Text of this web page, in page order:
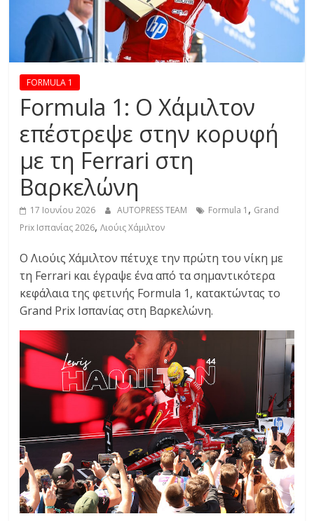
E
S
S
FORMULA 1
Formula 1: Ο Χάμιλτον
επέστρεψε στην κορυφή
με τη Ferrari στη
Βαρκελώνη
17 Ιουνίου 2026 AUTOPRESS TEAM Formula 1 , Grand
Prix Ισπανίας 2026,Λιούις Χάμιλτον
Ο Λιούις Χάμιλτον πέτυχε την πρώτη του νίκη με
τη Ferrari και έγραψε ένα από τα σημαντικότερα
κεφάλαια της φετινής Formula 1, κατακτώντας το
Grand Prix Ισπανίας στη Βαρκελώνη.